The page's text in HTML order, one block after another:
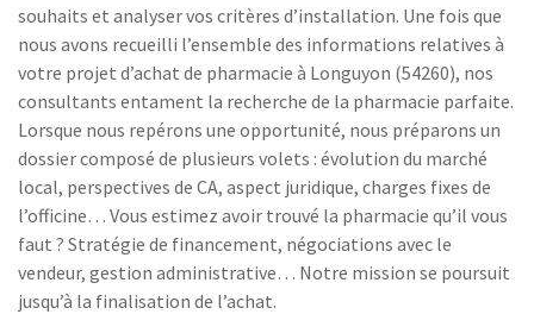
souhaits et analyser vos critères d’installation. Une fois que
nous avons recueilli l’ensemble des informations relatives à
votre projet d’achat de pharmacie à Longuyon (54260), nos
consultants entament la recherche de la pharmacie parfaite.
Lorsque nous repérons une opportunité, nous préparons un
dossier composé de plusieurs volets : évolution du marché
local, perspectives de CA, aspect juridique, charges fixes de
l’officine… Vous estimez avoir trouvé la pharmacie qu’il vous
faut ? Stratégie de financement, négociations avec le
vendeur, gestion administrative… Notre mission se poursuit
jusqu’à la finalisation de l’achat.